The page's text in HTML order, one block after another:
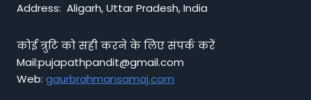
Address: Aligarh, Uttar Pradesh, India
कोई त्रुटि को सही करने के लिए संपर्क करें
Mail:pujapathpandit@gmail.com
Web: gaurbrahmansamaj.com